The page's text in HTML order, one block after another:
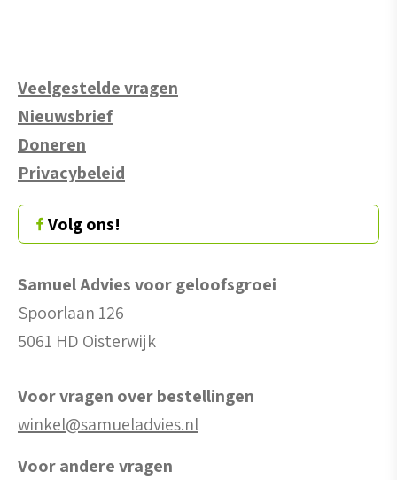
Veelgestelde vragen
Nieuwsbrief
Doneren
Privacybeleid
Volg ons!
Samuel Advies voor geloofsgroei
Spoorlaan 126
5061 HD Oisterwijk
Voor vragen over bestellingen
winkel@samueladvies.nl
Voor andere vragen